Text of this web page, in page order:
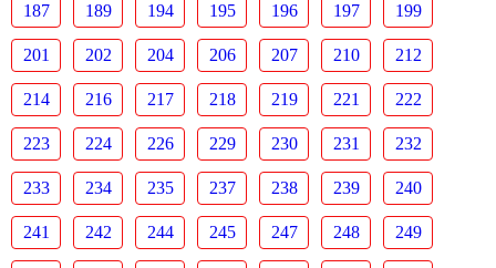
187 189 194 195 196 197 199
201 202 204 206 207 210 212
214 216 217 218 219 221 222
223 224 226 229 230 231 232
233 234 235 237 238 239 240
241 242 244 245 247 248 249